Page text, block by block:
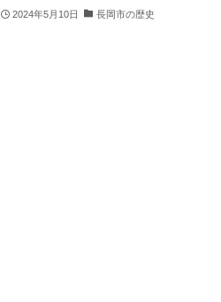
2024年5月10日 長岡市の歴史